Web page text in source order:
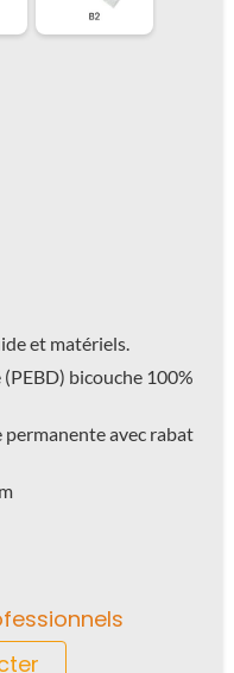
et matériels.
bicouche 100%
permanente avec rabat